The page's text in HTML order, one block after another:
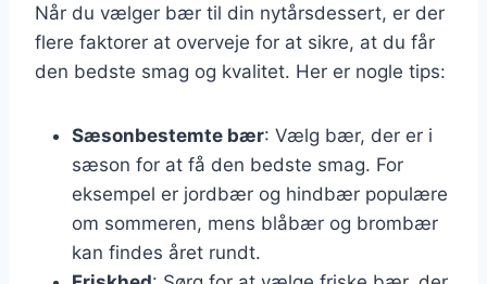
Når du vælger bær til din nytårsdessert, er der
flere faktorer at overveje for at sikre, at du får
den bedste smag og kvalitet. Her er nogle tips:
Sæsonbestemte bær: Vælg bær, der er i
sæson for at få den bedste smag. For
eksempel er jordbær og hindbær populære
om sommeren, mens blåbær og brombær
kan findes året rundt.